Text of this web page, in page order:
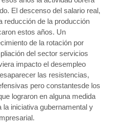
El descenso del salario real,
reducción de la producción
estos años. Un
de la rotación por
del sector servicios
impacto el desempleo
las resistencias,
pero constantesde los
lograron en alguna medida
la iniciativa gubernamental y